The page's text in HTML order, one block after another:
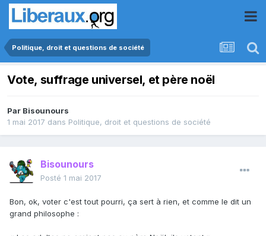
Politique, droit et questions de société
Vote, suffrage universel, et père noël
Par Bisounours
1 mai 2017 dans Politique, droit et questions de société
Bisounours
Posté 1 mai 2017
Bon, ok, voter c'est tout pourri, ça sert à rien, et comme le dit un
grand philosophe :